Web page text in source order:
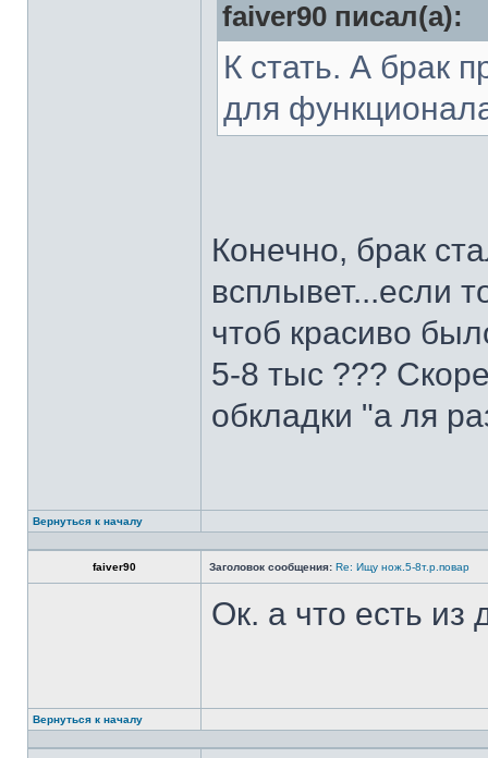
faiver90 писал(а):
К стать. А брак
для
Конечно, брак
всплывет...если
чтоб красиво
5-8 тыс ???
обкладки "а ля
Вернуться к началу
faiver90 Заголовок сообщения: Re: Ищу нож.5-8т.р.повар
Ок. а что есть из
Вернуться к началу